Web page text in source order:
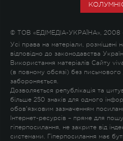
© ТОВ «ЕДІМЕДІА-УКРАЇНА», 2008
Усі права на матеріали, розміщені
відповідно до законодавства
Використання матеріалів Сайту
(в повному обсязі) без письмового
забороняється.
Дозволяється републікація та
більше 250 знаків для одного
обов'язковим зазначенням
Інтернет-ресурсів – пряме для
гіперпосилання, не закрите від
системами. Гіперпосилання має